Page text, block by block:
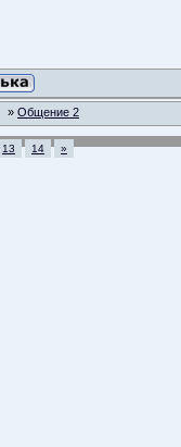
» Общение 2
13 14 »